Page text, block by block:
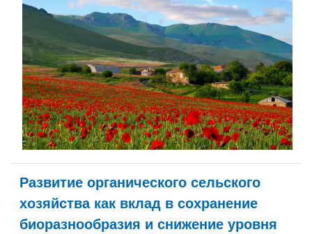
Развитие органического сельского
хозяйства как вклад в сохранение
биоразнообразия и снижение уровня